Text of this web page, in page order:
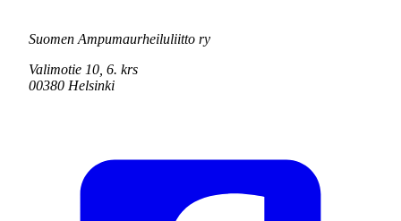
Suomen Ampumaurheiluliitto ry
Valimotie 10, 6. krs
00380 Helsinki